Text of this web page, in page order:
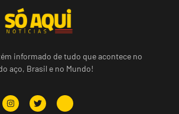
informado de tudo que acontece no
aço, Brasil e no Mundo!